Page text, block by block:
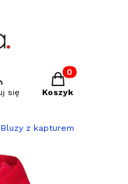
się
Produkty w
Koszyk
Bluzy z kapturem